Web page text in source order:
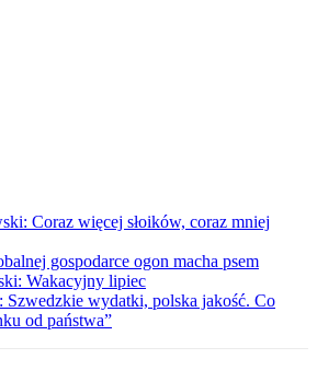
Coraz więcej słoików, coraz mniej
gospodarce ogon macha psem
Wakacyjny lipiec
Szwedzkie wydatki, polska jakość. Co
od państwa”